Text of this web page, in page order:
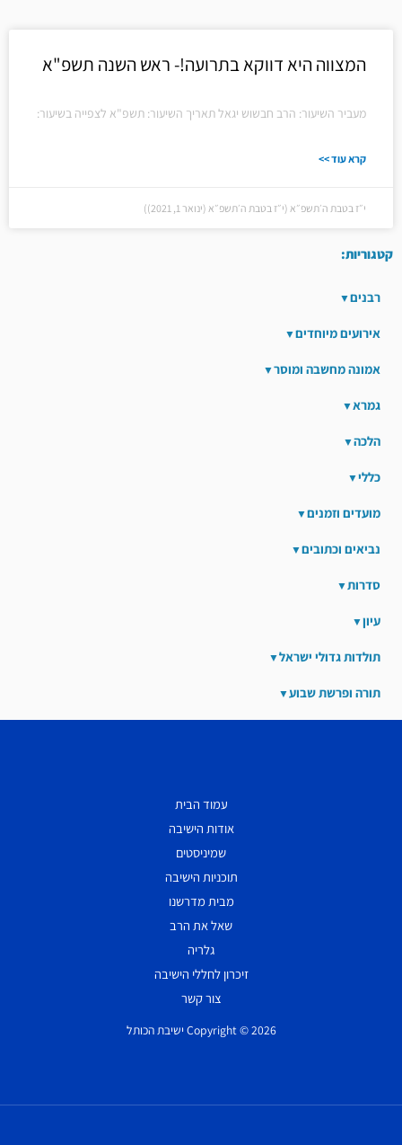
המצווה היא דווקא בתרועה!- ראש השנה תשפ"א
מעביר השיעור: הרב חבשוש יגאל תאריך השיעור: תשפ"א לצפייה בשיעור:
קרא עוד >>
י״ז בטבת ה׳תשפ״א (י״ז בטבת ה׳תשפ״א (ינואר 1, 2021))
קטגוריות:
רבנים
אירועים מיוחדים
אמונה מחשבה ומוסר
גמרא
הלכה
כללי
מועדים וזמנים
נביאים וכתובים
סדרות
עיון
תולדות גדולי ישראל
תורה ופרשת שבוע
עמוד הבית
אודות הישיבה
שמיניסטים
תוכניות הישיבה
מבית מדרשנו
שאל את הרב
גלריה
זיכרון לחללי הישיבה
צור קשר
Copyright © 2026 ישיבת הכותל